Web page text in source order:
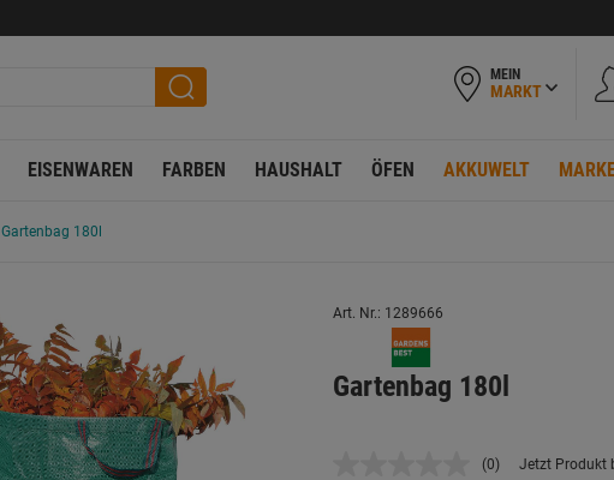
MEIN
MARKT
EISENWAREN FARBEN HAUSHALT ÖFEN AKKUWELT
Gartenbag 180l
Art. Nr.: 1289666
Gartenbag 180l
Kein
(0) Jetzt Produkt